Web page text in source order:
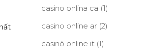
casino onlina ca (1)
casino online ar(2)
casinò online it(1)